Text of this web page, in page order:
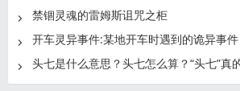
禁锢灵魂的雷姆斯诅咒之柜
开车灵异事件:某地开车时遇到的诡异事件
头七是什么意思？头七怎么算？“头七”真